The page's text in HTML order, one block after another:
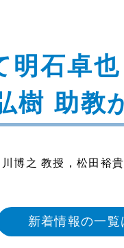
石卓
樹 助教
博之 教授，松田裕
新着情報の一覧